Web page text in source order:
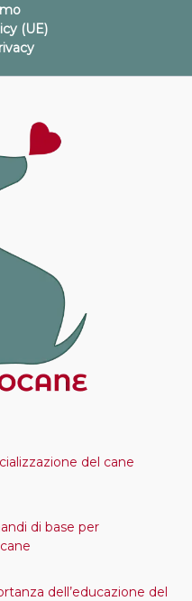
(UE)
del cane
di base per
dell’educazione del